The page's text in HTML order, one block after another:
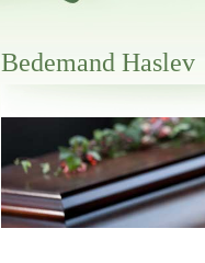
Bedemand Haslev
Her hos os får du altid en god afslutning
Bedemand Haslev
vi hjælper i alle faser af begravelsel